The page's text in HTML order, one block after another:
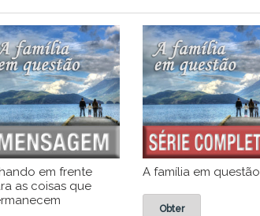
em frente
as coisas que
A família em questão
Obter